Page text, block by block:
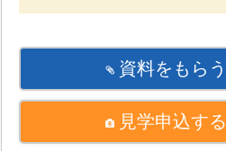
資料をもらう
見学申込する